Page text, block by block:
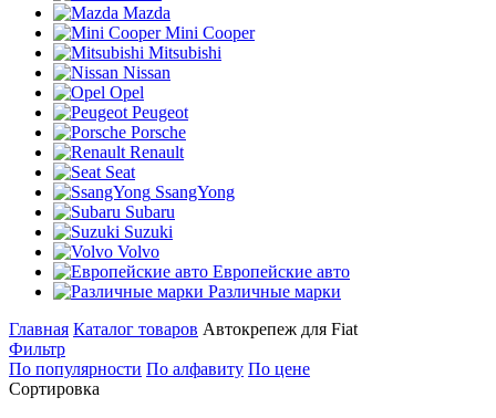
Mazda
Mini Cooper
Mitsubishi
Nissan
Opel
Peugeot
Porsche
Renault
Seat
SsangYong
Subaru
Suzuki
Volvo
Европейские авто
Различные марки
Главная Каталог товаров Автокрепеж для Fiat
Фильтр
По популярности По алфавиту По цене
Сортировка